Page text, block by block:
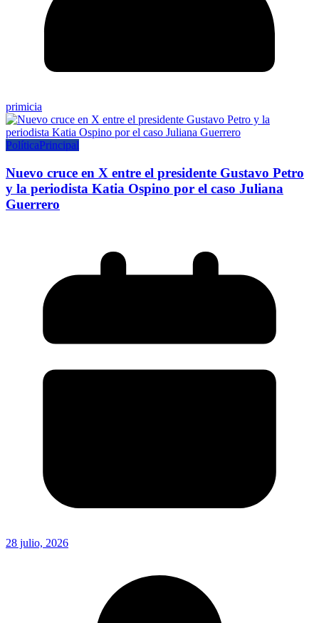
primicia
PolíticaPrincipal
Nuevo cruce en X entre el presidente Gustavo Petro
y la periodista Katia Ospino por el caso Juliana
Guerrero
28 julio, 2026